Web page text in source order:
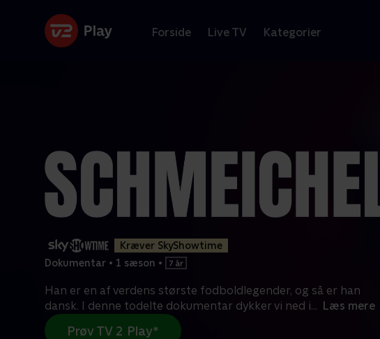
Forside Live TV Kategorier
Kræver SkyShowtime
Dokumentar • 1 sæson •
Han er en af verdens største fodboldlegender, og så er han
dansk. I denne todelte dokumentar dykker vi ned i... Læs mere
Prøv TV 2 Play*